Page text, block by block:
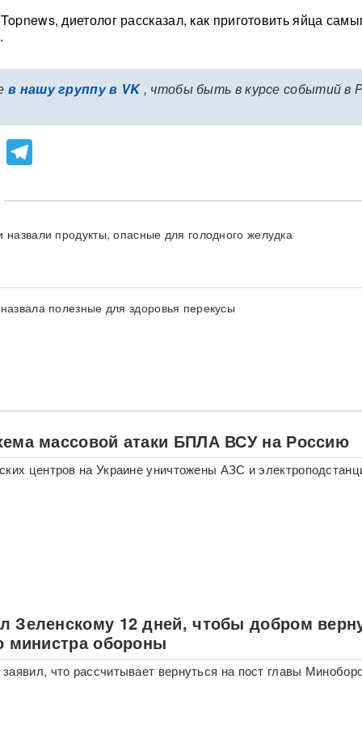
Topnews, диетолог рассказал, как приготовить яйца
в нашу группу в VK, чтобы быть в курсе событий в
Viber
назвали продукты, опасные для голодного желудка
полезные для здоровья перекусы
массовой атаки БПЛА ВСУ на Россию
центров на Украине уничтожены АЗС и
Зеленскому 12 дней, чтобы добром
министра обороны
что рассчитывает вернуться на пост главы